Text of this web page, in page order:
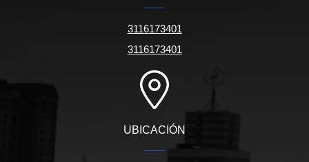
3116173401
3116173401
UBICACIÓN